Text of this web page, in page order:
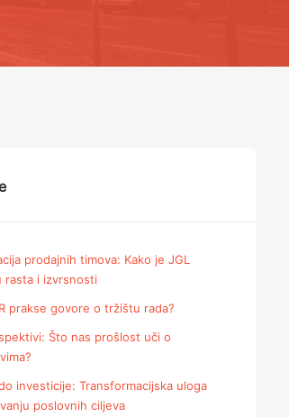
prodajnih timova: Kako je JGL
i izvrsnosti
prakse govore o tržištu rada?
Što nas prošlost uči o
investicije: Transformacijska uloga
poslovnih ciljeva